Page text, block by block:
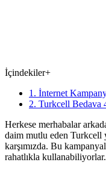
İçindekiler+
1. İnternet
2. Turkcell Bedava
Herkese merhabalar
daim mutlu eden Turkcell
karşımızda. Bu
rahatlıkla kullanabiliyorlar.